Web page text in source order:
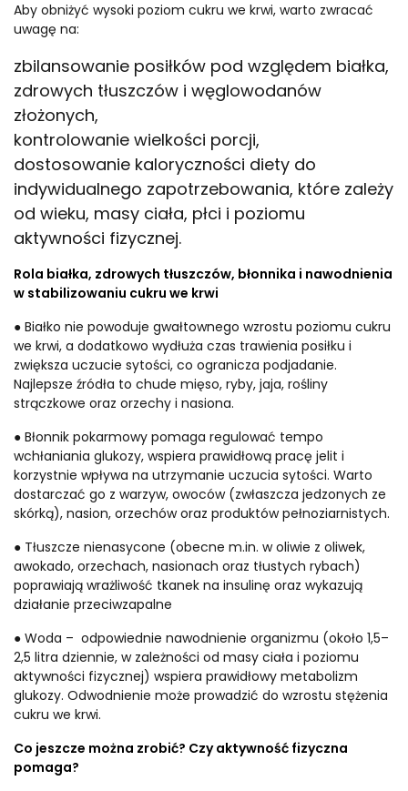
Aby obniżyć wysoki poziom cukru we krwi, warto zwracać
uwagę na:
zbilansowanie posiłków pod względem białka,
zdrowych tłuszczów i węglowodanów
złożonych,
kontrolowanie wielkości porcji,
dostosowanie kaloryczności diety do
indywidualnego zapotrzebowania, które zależy
od wieku, masy ciała, płci i poziomu
aktywności fizycznej.
Rola białka, zdrowych tłuszczów, błonnika i nawodnienia
w stabilizowaniu cukru we krwi
● Białko nie powoduje gwałtownego wzrostu poziomu cukru
we krwi, a dodatkowo wydłuża czas trawienia posiłku i
zwiększa uczucie sytości, co ogranicza podjadanie.
Najlepsze źródła to chude mięso, ryby, jaja, rośliny
strączkowe oraz orzechy i nasiona.
● Błonnik pokarmowy pomaga regulować tempo
wchłaniania glukozy, wspiera prawidłową pracę jelit i
korzystnie wpływa na utrzymanie uczucia sytości. Warto
dostarczać go z warzyw, owoców (zwłaszcza jedzonych ze
skórką), nasion, orzechów oraz produktów pełnoziarnistych.
● Tłuszcze nienasycone (obecne m.in. w oliwie z oliwek,
awokado, orzechach, nasionach oraz tłustych rybach)
poprawiają wrażliwość tkanek na insulinę oraz wykazują
działanie przeciwzapalne
● Woda – odpowiednie nawodnienie organizmu (około 1,5–
2,5 litra dziennie, w zależności od masy ciała i poziomu
aktywności fizycznej) wspiera prawidłowy metabolizm
glukozy. Odwodnienie może prowadzić do wzrostu stężenia
cukru we krwi.
Co jeszcze można zrobić? Czy aktywność fizyczna
pomaga?